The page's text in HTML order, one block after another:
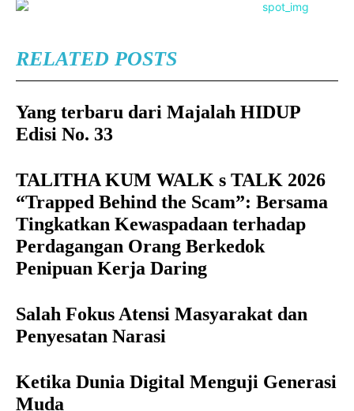
RELATED POSTS
Yang terbaru dari Majalah HIDUP
Edisi No. 33
TALITHA KUM WALK s TALK 2026
“Trapped Behind the Scam”: Bersama
Tingkatkan Kewaspadaan terhadap
Perdagangan Orang Berkedok
Penipuan Kerja Daring
Salah Fokus Atensi Masyarakat dan
Penyesatan Narasi
Ketika Dunia Digital Menguji Generasi
Muda